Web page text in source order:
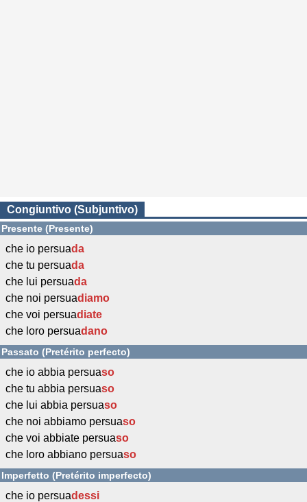
Congiuntivo (Subjuntivo)
Presente (Presente)
che io persuada
che tu persuada
che lui persuada
che noi persuadiamo
che voi persuadiate
che loro persuadano
Passato (Pretérito perfecto)
che io abbia persuaso
che tu abbia persuaso
che lui abbia persuaso
che noi abbiamo persuaso
che voi abbiate persuaso
che loro abbiano persuaso
Imperfetto (Pretérito imperfecto)
che io persuadessi